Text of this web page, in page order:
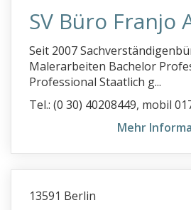
SV Büro Franjo
Seit 2007
Malerarbeiten Bachelor
Professional Staatlich g...
Tel.: (0 30) 40208449, mobil
Mehr
13591 Berlin